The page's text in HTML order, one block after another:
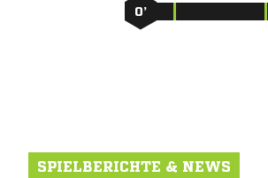
0’
SPIELBERICHTE & NEWS